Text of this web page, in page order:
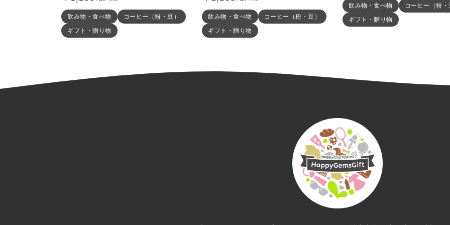
飲み物・食べ物
コーヒー（粉・豆）
ギフト・贈り物
飲み物・食べ物
コーヒー（粉・豆）
ギフト・贈り物
飲み物・食べ物
コーヒー（粉・
ギフト・贈り物